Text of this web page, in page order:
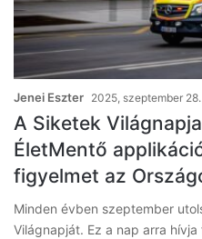
Jenei Eszter 2025, szeptember
A Siketek
ÉletMentő
figyelmet az
Minden évben szeptember
Világnapját. Ez a nap arra